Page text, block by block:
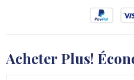
Acheter Plus!